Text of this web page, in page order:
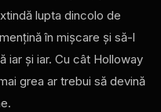
lupta dincolo de
în mișcare și să-l
iar și iar. Cu cât Holloway
grea ar trebui să devină